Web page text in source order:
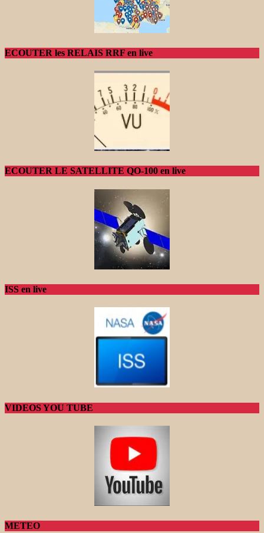
ECOUTER les RELAIS RRF en live
ECOUTER LE SATELLITE QO-100 en live
ISS en live
VIDEOS YOU TUBE
METEO